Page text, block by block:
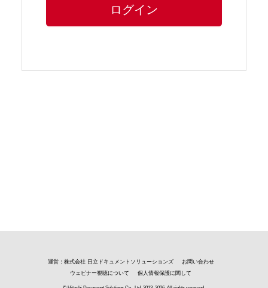
ログイン
運営：株式会社 日立ドキュメントソリューションズ
お問い合わせ
ウェビナー視聴について
個人情報保護に関して